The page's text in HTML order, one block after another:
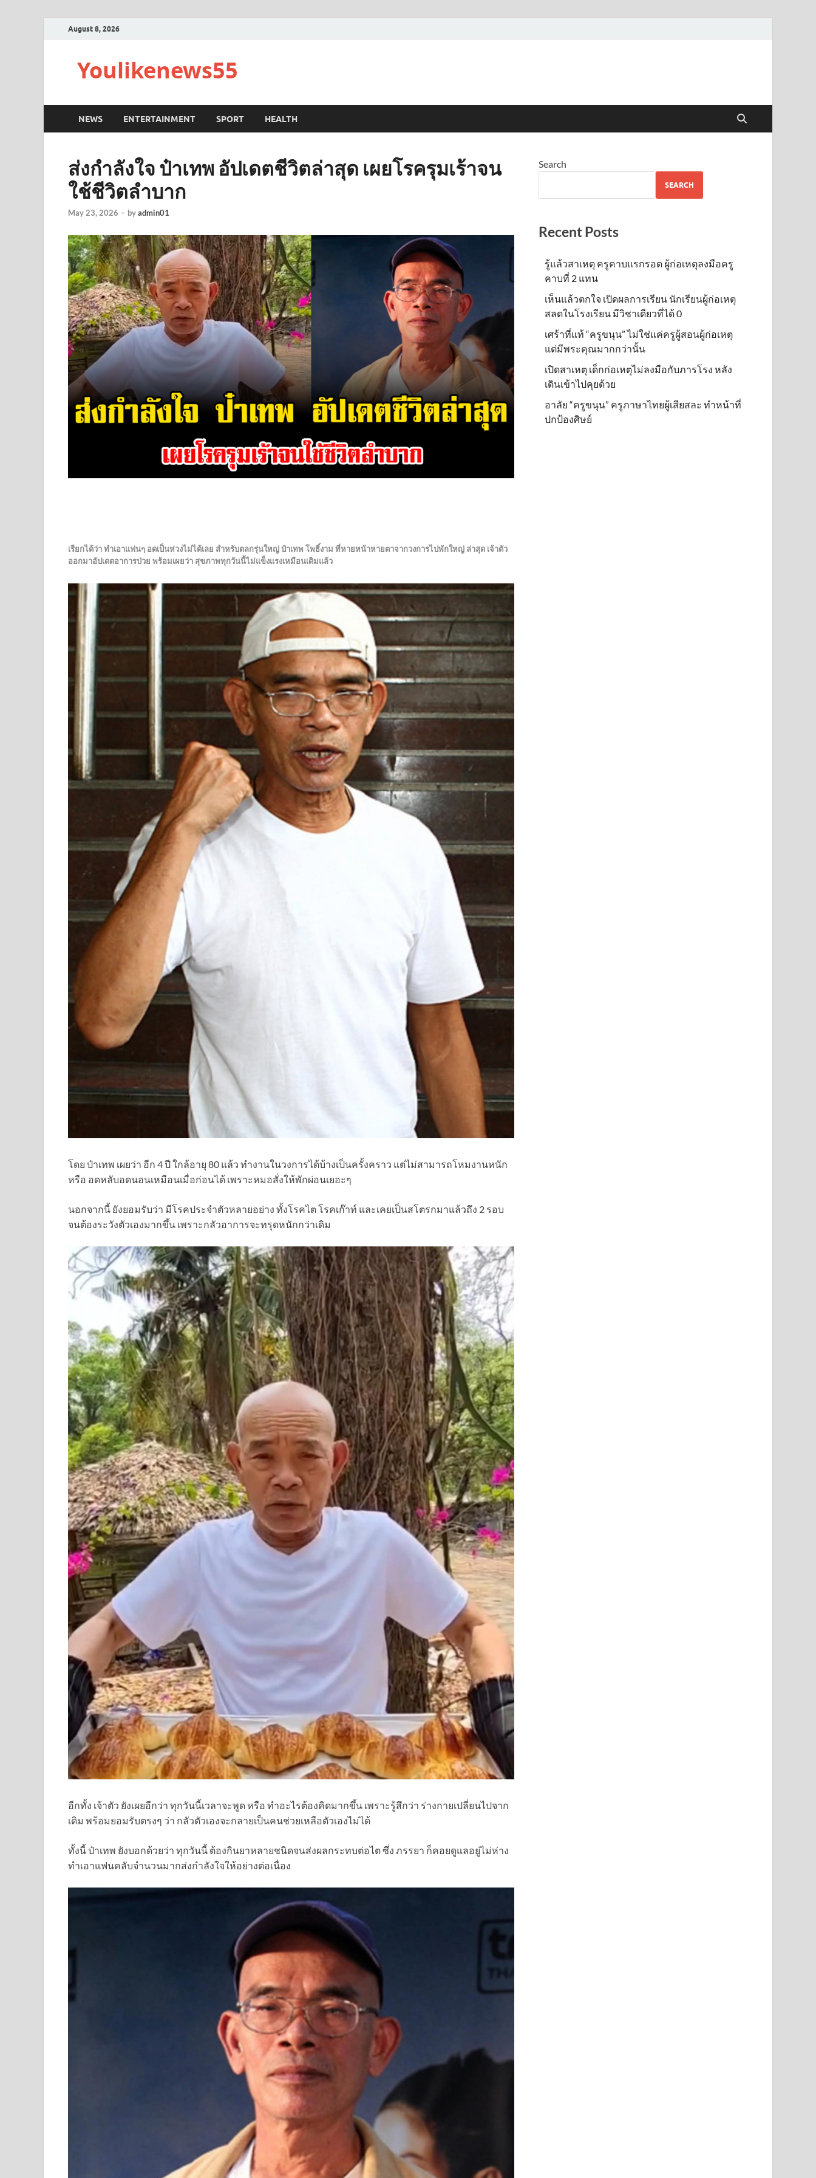
August 8, 2026
Youlikenews55
NEWS ENTERTAINMENT SPORT HEALTH
ส่งกำลังใจ ป๋าเทพ อัปเดตชีวิตล่าสุด เผยโรครุมเร้าจน
ใช้ชีวิตลำบาก
May 23, 2026 - byadmin01
เรียกได้ว่า ทำเอาแฟนๆ อดเป็นห่วงไม่ได้เลย สำหรับตลกรุ่นใหญ่ ป๋าเทพ โพธิ์งาม ที่หายหน้าหายตาจากวงการไปพักใหญ่ ล่าสุด เจ้าตัว
ออกมาอัปเดตอาการป่วย พร้อมเผยว่า สุขภาพทุกวันนี้ไม่แข็งแรงเหมือนเดิมแล้ว
โดย ป๋าเทพ เผยว่า อีก 4 ปี ใกล้อายุ 80 แล้ว ทำงานในวงการได้บ้างเป็นครั้งคราว แต่ไม่สามารถโหมงานหนัก
หรือ อดหลับอดนอนเหมือนเมื่อก่อนได้ เพราะหมอสั่งให้พักผ่อนเยอะๆ
นอกจากนี้ ยังยอมรับว่า มีโรคประจำตัวหลายอย่าง ทั้งโรคไต โรคเก๊าท์ และเคยเป็นสโตรกมาแล้วถึง 2 รอบ
จนต้องระวังตัวเองมากขึ้น เพราะกลัวอาการจะทรุดหนักกว่าเดิม
อีกทั้ง เจ้าตัว ยังเผยอีกว่า ทุกวันนี้เวลาจะพูด หรือ ทำอะไรต้องคิดมากขึ้น เพราะรู้สึกว่า ร่างกายเปลี่ยนไปจาก
เดิม พร้อมยอมรับตรงๆ ว่า กลัวตัวเองจะกลายเป็นคนช่วยเหลือตัวเองไม่ได้
ทั้งนี้ ป๋าเทพ ยังบอกด้วยว่า ทุกวันนี้ ต้องกินยาหลายชนิดจนส่งผลกระทบต่อไต ซึ่ง ภรรยา ก็คอยดูแลอยู่ไม่ห่าง
ทำเอาแฟนคลับจำนวนมากส่งกำลังใจให้อย่างต่อเนื่อง
Search
SEARCH
Recent Posts
รู้แล้วสาเหตุ ครูคาบแรกรอด ผู้ก่อเหตุลงมือครู
คาบที่ 2 แทน
เห็นแล้วตกใจ เปิดผลการเรียน นักเรียนผู้ก่อเหตุ
สลดในโรงเรียน มีวิชาเดียวที่ได้ 0
เศร้าที่แท้ “ครูขนุน” ไม่ใช่แค่ครูผู้สอนผู้ก่อเหตุ
แต่มีพระคุณมากกว่านั้น
เปิดสาเหตุ เด็กก่อเหตุไม่ลงมือกับภารโรง หลัง
เดินเข้าไปคุยด้วย
อาลัย “ครูขนุน” ครูภาษาไทยผู้เสียสละ ทำหน้าที่
ปกป้องศิษย์